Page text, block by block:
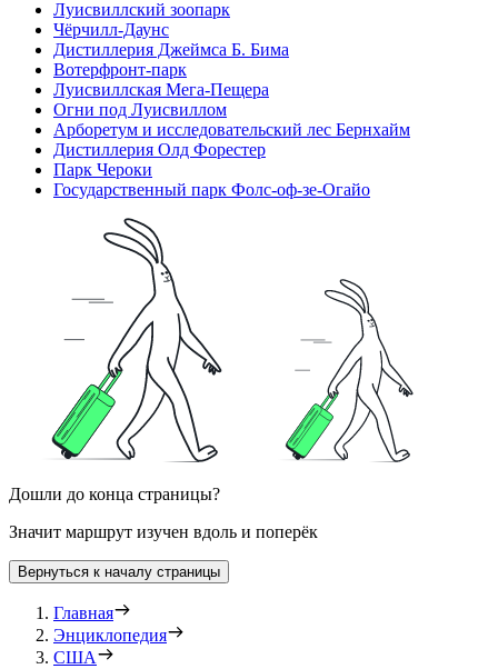
Луисвиллский зоопарк
Чёрчилл-Даунс
Дистиллерия Джеймса Б. Бима
Вотерфронт-парк
Луисвиллская Мега-Пещера
Огни под Луисвиллом
Арборетум и исследовательский лес Бернхайм
Дистиллерия Олд Форестер
Парк Чероки
Государственный парк Фолс-оф-зе-Огайо
Дошли до конца страницы?
Значит маршрут изучен вдоль и поперёк
Вернуться к началу страницы
Главная
Энциклопедия
США